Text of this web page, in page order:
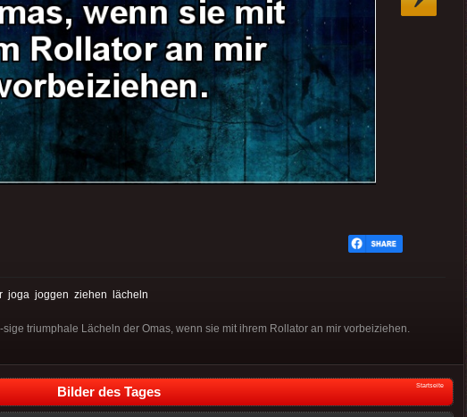
joga joggen ziehen lächeln
triumphale Lächeln der Omas, wenn sie mit ihrem Rollator an mir vorbeiziehen.
Bilder des Tages Startseite